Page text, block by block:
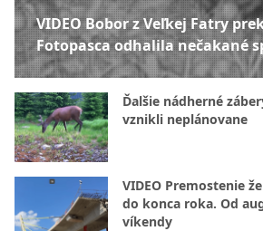
VIDEO Bobor z Veľkej Fatry
Fotopasca odhalila nečakané
Ďalšie nádherné
vznikli neplánovane
VIDEO Premostenie
do konca roka. Od
víkendy